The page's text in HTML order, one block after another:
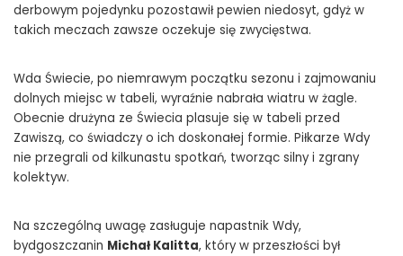
derbowym pojedynku pozostawił pewien niedosyt, gdyż w
takich meczach zawsze oczekuje się zwycięstwa.
Wda Świecie, po niemrawym początku sezonu i zajmowaniu
dolnych miejsc w tabeli, wyraźnie nabrała wiatru w żagle.
Obecnie drużyna ze Świecia plasuje się w tabeli przed
Zawiszą, co świadczy o ich doskonałej formie. Piłkarze Wdy
nie przegrali od kilkunastu spotkań, tworząc silny i zgrany
kolektyw.
Na szczególną uwagę zasługuje napastnik Wdy,
bydgoszczanin Michał Kalitta, który w przeszłości był